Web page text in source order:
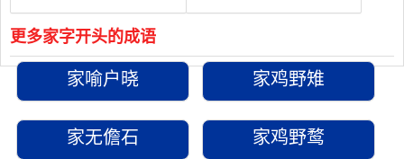
更多家字开头的成语
家喻户晓 家鸡野雉
家无儋石 家鸡野鹜